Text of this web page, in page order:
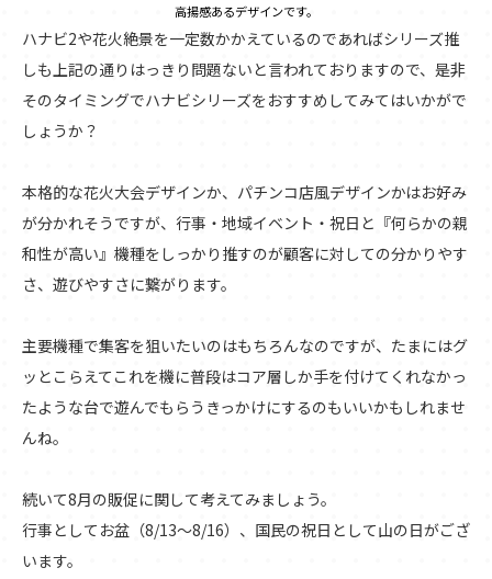
高揚感あるデザインです。
ハナビ2や花火絶景を一定数かかえているのであればシリーズ推
しも上記の通りはっきり問題ないと言われておりますので、是非
そのタイミングでハナビシリーズをおすすめしてみてはいかがで
しょうか？
本格的な花火大会デザインか、パチンコ店風デザインかはお好み
が分かれそうですが、行事・地域イベント・祝日と『何らかの親
和性が高い』機種をしっかり推すのが顧客に対しての分かりやす
さ、遊びやすさに繋がります。
主要機種で集客を狙いたいのはもちろんなのですが、たまにはグ
ッとこらえてこれを機に普段はコア層しか手を付けてくれなかっ
たような台で遊んでもらうきっかけにするのもいいかもしれませ
んね。
続いて8月の販促に関して考えてみましょう。
行事としてお盆（8/13～8/16）、国民の祝日として山の日がござ
います。